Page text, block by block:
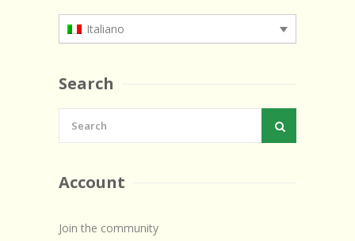
Sfoglia le ricette
Invia la tua ricetta
Forum
le mie ricette
Italiano
Search
Account
Join the community